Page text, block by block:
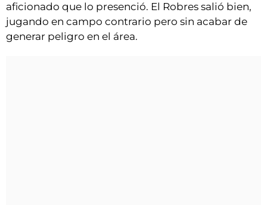
aficionado que lo presenció. El Robres salió bien,
jugando en campo contrario pero sin acabar de
generar peligro en el área.